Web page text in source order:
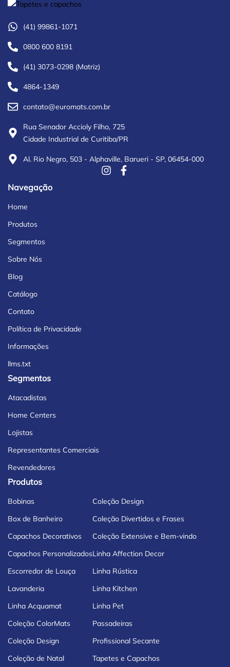
(41) 99861-1071
0800 600 8191
(41) 3073-0298 (Matriz)
4864-1349
contato@euromats.com.br
Rua Senador Accioly Filho, 725
Cidade Industrial de Curitiba/PR
Al. Rio Negro, 503 - Alphaville, Barueri - SP, 06454-000
Navegação
Home
Produtos
Segmentos
Sobre Nós
Blog
Catálogo
Contato
Política de Privacidade
Informações
llms.txt
Segmentos
Atacadistas
Home Centers
Lojistas
Representantes Comerciais
Revendedores
Produtos
Bobinas
Box de Banheiro
Capachos Decorativos
Capachos Personalizados
Escorredor de Louça
Lavanderia
Linha Acquamat
Coleção ColorMats
Coleção Design
Coleção de Natal
Coleção Design
Coleção Divertidos e Frases
Coleção Extensive e Bem-vindo
Linha Affection Decor
Linha Rústica
Linha Kitchen
Linha Pet
Passadeiras
Profissional Secante
Tapetes e Capachos